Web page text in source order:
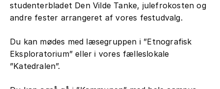
studenterbladet Den Vilde Tanke, julefrokosten og
andre fester arrangeret af vores festudvalg.
Du kan mødes med læsegruppen i ”Etnografisk
Eksploratorium” eller i vores fælleslokale
”Katedralen”.